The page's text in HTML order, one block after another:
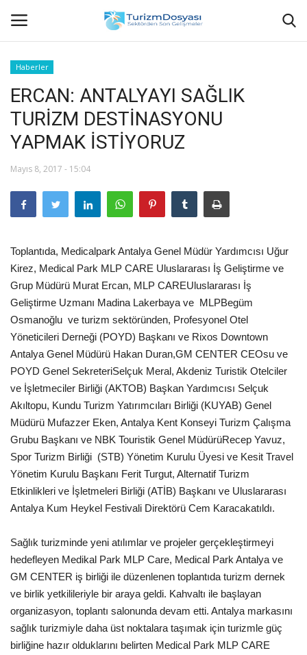
Anasayfa
Bize Ulaşın
Künye
Halil ÖNCÜ kimdir?
Haberler
Görüntülü
Araştırma - İnceleme
Lezzet Durakları
Röportajlar
Gezi - Yorum
Sizlerden Gelenler
Yorumlar
Video Tanıtım
Köşe Yazarları
Galeri
Haberler
ERCAN: ANTALYAYI SAĞLIK
TURİZM DESTİNASYONU
YAPMAK İSTİYORUZ
Mayıs 8, 2017 - 15:04
Toplantıda, Medicalpark Antalya Genel Müdür Yardımcısı Uğur
Kirez, Medical Park MLP CARE Uluslararası İş Geliştirme ve
Grup Müdürü Murat Ercan, MLP CAREUluslararası İş
Geliştirme Uzmanı Madina Lakerbaya ve MLPBegüm
Osmanoğlu ve turizm sektöründen, Profesyonel Otel
Yöneticileri Derneği (POYD) Başkanı ve Rixos Downtown
Antalya Genel Müdürü Hakan Duran,GM CENTER CEOsu ve
POYD Genel SekreteriSelçuk Meral, Akdeniz Turistik Otelciler
ve İşletmeciler Birliği (AKTOB) Başkan Yardımcısı Selçuk
Akıltopu, Kundu Turizm Yatırımcıları Birliği (KUYAB) Genel
Müdürü Mufazzer Eken, Antalya Kent Konseyi Turizm Çalışma
Grubu Başkanı ve NBK Touristik Genel MüdürüRecep Yavuz,
Spor Turizm Birliği (STB) Yönetim Kurulu Üyesi ve Kesit Travel
Yönetim Kurulu Başkanı Ferit Turgut, Alternatif Turizm
Etkinlikleri ve İşletmeleri Birliği (ATİB) Başkanı ve Uluslararası
Antalya Kum Heykel Festivali Direktörü Cem Karacakatıldı.
Sağlık turizminde yeni atılımlar ve projeler gerçekleştirmeyi
hedefleyen Medikal Park MLP Care, Medical Park Antalya ve
GM CENTER iş birliği ile düzenlenen toplantıda turizm dernek
ve birlik yetkilileriyle bir araya geldi. Kahvaltı ile başlayan
organizasyon, toplantı salonunda devam etti. Antalya markasını
sağlık turizmiyle daha üst noktalara taşımak için turizmle güç
birliğine hazır olduklarını belirten Medical Park MLP CARE